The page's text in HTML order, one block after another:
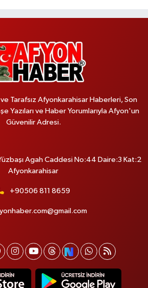
Tarafsız Afyonkarahisar Haberleri, Son
Yazıları ve Haber Yorumlarıyla Afyon'un
Güvenilir Adresi.
Agah Caddesi No:44 Daire:3 Kat:2
Afyonkarahisar
+90506 811 8659